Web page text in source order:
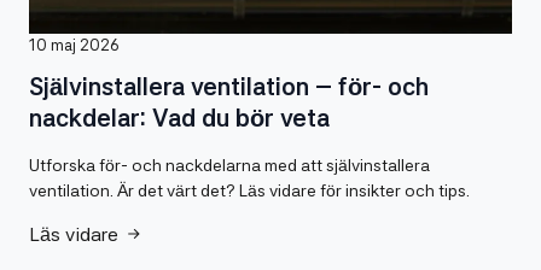
Självinstallera ventilation – för- och
nackdelar: Vad du bör veta
10 maj 2026
Utforska för- och nackdelarna med att självinstallera
ventilation. Är det värt det? Läs vidare för insikter och tips.
Läs vidare